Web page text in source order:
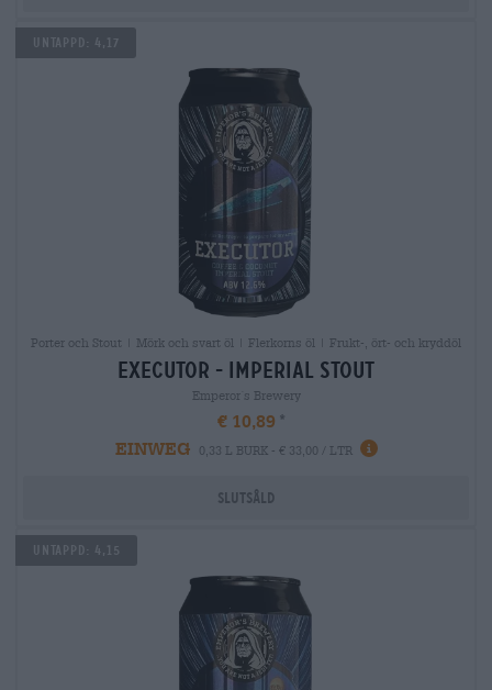
Untappd: 4,17
Porter och Stout | Mörk och svart öl | Flerkorns öl | Frukt-, ört- och kryddöl
executor - imperial stout
Emperor´s Brewery
€ 10,89
EINWEG
0,33 L BURK - € 33,00 / LTR
Slutsåld
Untappd: 4,15